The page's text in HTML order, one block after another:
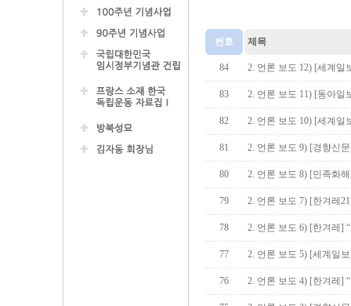
번호 제목
84 2. 언론 보도 12) [세계
83 2. 언론 보도 11) [동아
82 2. 언론 보도 10) [세계
81 2. 언론 보도 9) [경향신
80 2. 언론 보도 8) [민족화
79 2. 언론 보도 7) [한겨레
78 2. 언론 보도 6) [한겨레]
77 2. 언론 보도 5) [세계일
76 2. 언론 보도 4) [한겨레]